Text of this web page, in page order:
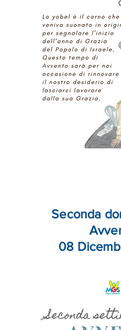
Seconda
08